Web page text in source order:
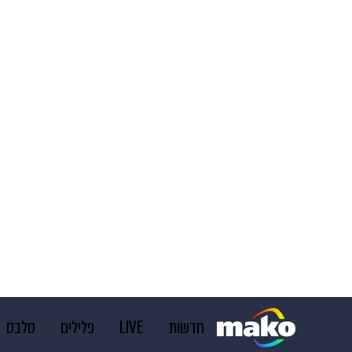
חדשות LIVE פלילים סלבס